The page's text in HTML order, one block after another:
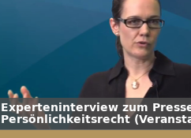
Experteninterview zum
Persönlichkeitsrecht
der digitalen Medien)